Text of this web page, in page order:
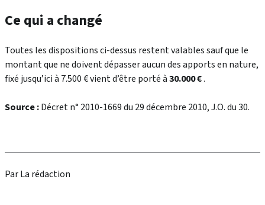
Ce qui a changé
Toutes les dispositions ci-dessus restent valables sauf que le
montant que ne doivent dépasser aucun des apports en nature,
fixé jusqu’ici à 7.500 € vient d’être porté à30.000 €.
Source :Décret n° 2010-1669 du 29 décembre 2010, J.O. du 30.
Par La rédaction